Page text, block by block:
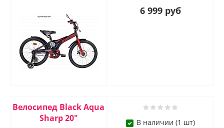
6 999 руб
Велосипед Black Aqua
Sharp 20"
В наличии (1 шт)